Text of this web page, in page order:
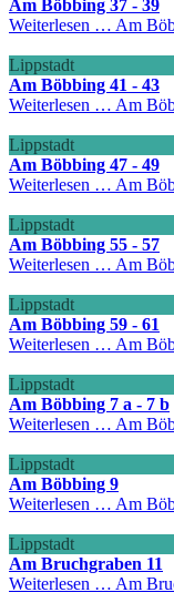
Am Böbbing 37 - 39
Weiterlesen … Am
Lippstadt
Am Böbbing 41 - 43
Weiterlesen … Am
Lippstadt
Am Böbbing 47 - 49
Weiterlesen … Am
Lippstadt
Am Böbbing 55 - 57
Weiterlesen … Am
Lippstadt
Am Böbbing 59 - 61
Weiterlesen … Am
Lippstadt
Am Böbbing 7 a - 7 b
Weiterlesen … Am
Lippstadt
Am Böbbing 9
Weiterlesen … Am
Lippstadt
Am Bruchgraben 11
Weiterlesen … Am